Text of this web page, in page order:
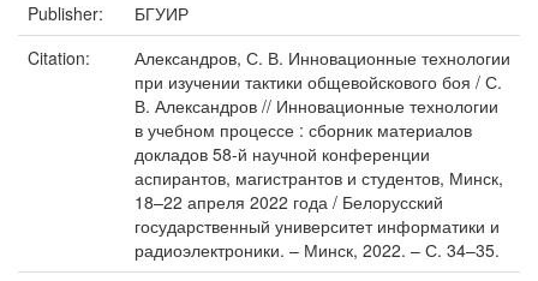
Publisher:
БГУИР
Citation:
Александров, С. В. Инновационные технологии
при изучении тактики общевойскового боя / С.
В. Александров // Инновационные технологии
в учебном процессе : сборник материалов
докладов 58-й научной конференции
аспирантов, магистрантов и студентов, Минск,
18–22 апреля 2022 года / Белорусский
государственный университет информатики и
радиоэлектроники. – Минск, 2022. – С. 34–35.